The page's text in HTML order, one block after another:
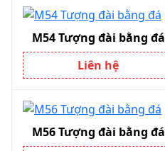
M54 Tượng đài bằng đá
Liên hệ
M56 Tượng đài bằng đá